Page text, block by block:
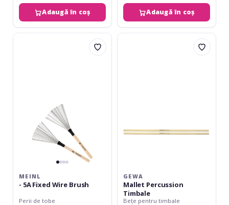
Adaugă în coș Adaugă în coș
Meinl
MEINL
- 5A Fixed Wire Brush
Perii de tobe
Gewa
GEWA
Mallet Percussion
Timbale
Bețe pentru timbale